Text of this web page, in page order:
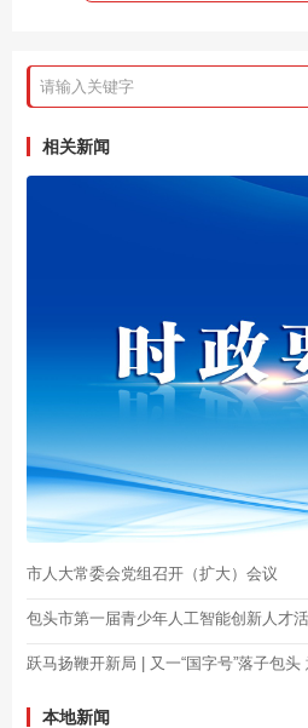
相关新闻
市人大常委会党组召开（扩大）会议
跃马扬鞭开新局 | 又一“国字号”落子包头
本地新闻